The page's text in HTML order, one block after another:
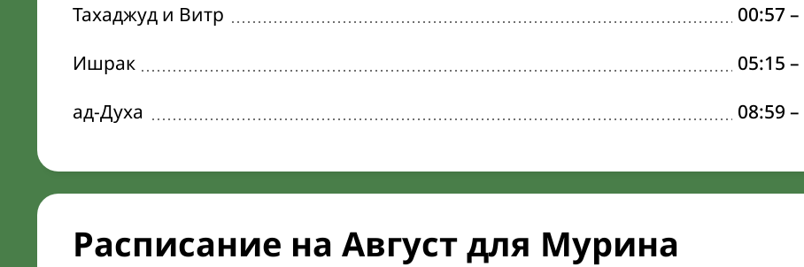
Тахаджуд и Витр 00:57–
Ишрак
05:15 –
ад-Духа
08:59 –
Расписание на Август для Мурина